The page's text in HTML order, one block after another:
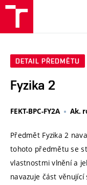
DETAIL PŘEDMĚTU
Fyzika 2
FEKT-BPC-FY2A Ak.
Předmět Fyzika 2
tohoto předmětu se
vlastnostmi vlnění a
navazuje část